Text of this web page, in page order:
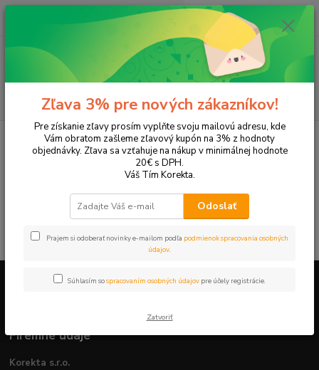
Hľadať
ks
za 0,00 EUR
Tonery a náplne do tlačiarní EPSON DX8400
V tejto kategórii nebol nájdený žiadny tovar.
Firemné údaje
Korekta s.r.o.
Zľava 3% pre nových zákazníkov!
Pre získanie zľavy prosím vyplňte svoju mailovú adresu, kde
Vám obratom zašleme zľavový kupón na 3% z hodnoty
objednávky. Zľava sa vzťahuje na nákup v minimálnej hodnote
20€ s DPH.
Váš Tím Korekta.
Odoslať
Prajem si odoberať novinky e-mailom podľa podmienok spracovania osobných
údajov.
Súhlasím sospracovaním osobných údajov pre účely registrácie.
Zatvoriť